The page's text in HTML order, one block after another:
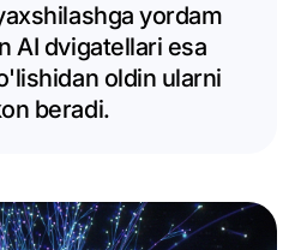
yordam
AI dvigatellari esa
oldin ularni
beradi.